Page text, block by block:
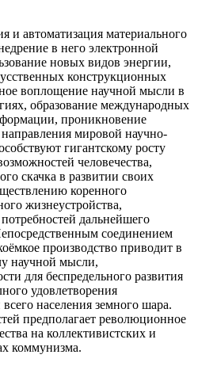
автоматизация материального
в него электронной
новых видов энергии,
конструкционных
воплощение научной мысли в
образование международных
проникновение
мировой научно-
гигантскому росту
человечества,
скачка в развитии своих
коренного
жизнеустройства,
дальнейшего
соединением
производство приводит в
научной мысли,
для беспредельного развития
удовлетворения
населения земного шара.
предполагает революционное
на коллективистских и
коммунизма.